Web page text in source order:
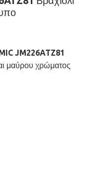
JM226ATZ81
μαύρου χρώματος